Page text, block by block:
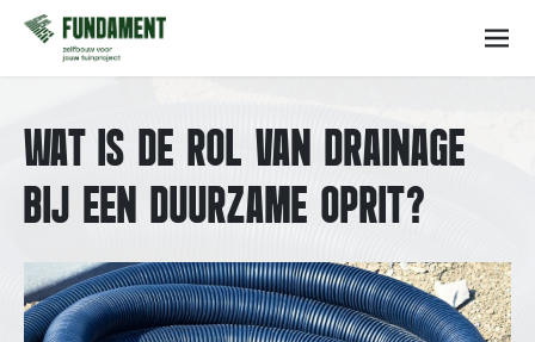
WAT IS DE ROL VAN DRAINAGE
BIJ EEN DUURZAME OPRIT?